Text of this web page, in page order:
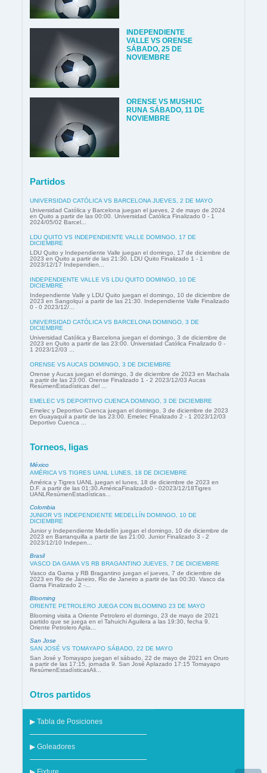
INDEPENDIENTE
VALLE VS ORENSE
SÁBADO, 25 DE
NOVIEMBRE
ORENSE VS MUSHUC
RUNA SÁBADO, 11 DE
NOVIEMBRE
Partidos
UNIVERSIDAD CATÓLICA VS BARCELONA JUEVES, 2 DE MAYO
Universidad Católica y Barcelona juegan el jueves, 2 de mayo de 2024
en Quito a partir de las 00:00. Universidad Católica Finalizado 0 - 1
2024/05/02 Barcel...
LDU QUITO VS INDEPENDIENTE VALLE DOMINGO, 17 DE
DICIEMBRE
LDU Quito y Independiente Valle juegan el domingo, 17 de diciembre de
2023 en Quito a partir de las 21:30. LDU Quito Finalizado 1 - 1
2023/12/17 Independien...
INDEPENDIENTE VALLE VS LDU QUITO DOMINGO, 10 DE
DICIEMBRE
Independiente Valle y LDU Quito juegan el domingo, 10 de diciembre de
2023 en Sangolquí a partir de las 21:30. Independiente Valle Finalizado
0 - 0 2023/12/...
UNIVERSIDAD CATÓLICA VS BARCELONA DOMINGO, 3 DE
DICIEMBRE
Universidad Católica y Barcelona juegan el domingo, 3 de diciembre de
2023 en Quito a partir de las 23:00. Universidad Católica Finalizado 0 -
1 2023/12/03 ...
ORENSE VS AUCAS DOMINGO, 3 DE DICIEMBRE
Orense y Aucas juegan el domingo, 3 de diciembre de 2023 en Machala
a partir de las 23:00. Orense Finalizado 1 - 2 2023/12/03 Aucas
ResúmenEstadísticas del ...
EMELEC VS DEPORTIVO CUENCA DOMINGO, 3 DE DICIEMBRE
Emelec y Deportivo Cuenca juegan el domingo, 3 de diciembre de 2023
en Guayaquil a partir de las 23:00. Emelec Finalizado 2 - 1 2023/12/03
Deportivo Cuenca ...
Torneos, ligas
México
AMÉRICA VS TIGRES UANL LUNES, 18 DE DICIEMBRE
América y Tigres UANL juegan el lunes, 18 de diciembre de 2023 en
D.F. a partir de las 01:30.AméricaFinalizado0 - 02023/12/18Tigres
UANLResúmenEstadísticas...
Colombia
JUNIOR VS INDEPENDIENTE MEDELLÍN DOMINGO, 10 DE
DICIEMBRE
Junior y Independiente Medellín juegan el domingo, 10 de diciembre de
2023 en Barranquilla a partir de las 21:00. Junior Finalizado 3 - 2
2023/12/10 Indepen...
Brasil
VASCO DA GAMA VS RB BRAGANTINO JUEVES, 7 DE DICIEMBRE
Vasco da Gama y RB Bragantino juegan el jueves, 7 de diciembre de
2023 en Rio de Janeiro, Rio de Janeiro a partir de las 00:30. Vasco da
Gama Finalizado 2 -...
Blooming
ORIENTE PETROLERO JUEGA CON BLOOMING 23 DE MAYO
Blooming visita a Oriente Petrolero el domingo, 23 de mayo de 2021
partido que se juega en el Tahuichi Aguilera a las 19:30, fecha 9.
Oriente Petrolero Apla...
San Jose
SAN JOSÉ VS TOMAYAPO SÁBADO, 22 DE MAYO
San José y Tomayapo juegan el sábado, 22 de mayo de 2021 en Oruro
a partir de las 17:15, jornada 9. San José Aplazado 17:15 Tomayapo
ResúmenEstadísticasAli...
Otros partidos
▶ Tabla de Posiciones
▶ Goleadores